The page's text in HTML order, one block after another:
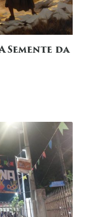
Semente da